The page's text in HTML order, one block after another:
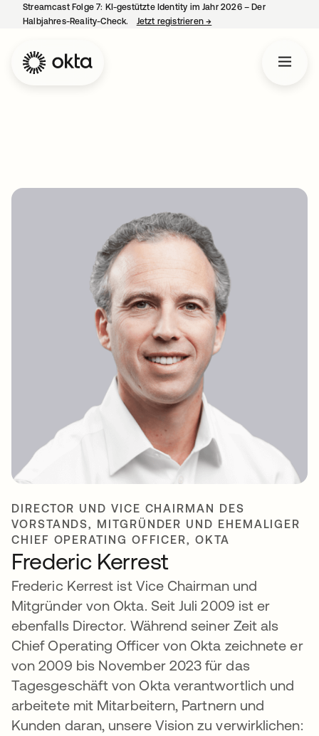
Streamcast Folge 7: KI-gestützte Identity im Jahr 2026 – Der
Halbjahres-Reality-Check.
Jetzt registrieren→
DIRECTOR UND VICE CHAIRMAN DES
VORSTANDS, MITGRÜNDER UND EHEMALIGER
CHIEF OPERATING OFFICER, OKTA
Frederic Kerrest
Frederic Kerrest ist Vice Chairman und
Mitgründer von Okta. Seit Juli 2009 ist er
ebenfalls Director. Während seiner Zeit als
Chief Operating Officer von Okta zeichnete er
von 2009 bis November 2023 für das
Tagesgeschäft von Okta verantwortlich und
arbeitete mit Mitarbeitern, Partnern und
Kunden daran, unsere Vision zu verwirklichen: